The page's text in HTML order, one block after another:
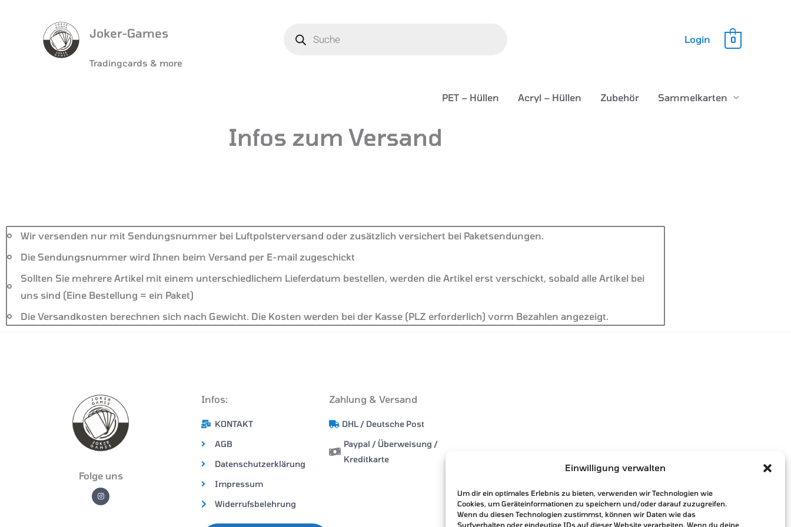
Einwilligung verwalten
Um dir ein optimales Erlebnis zu bieten, verwenden wir Technologien wie
Cookies, um Geräteinformationen zu speichern und/oder darauf zuzugreifen.
Wenn du diesen Technologien zustimmst, können wir Daten wie das
Surfverhalten oder eindeutige IDs auf dieser Website verarbeiten. Wenn du deine
Joker-Games
Tradingcards & more
Login 0
PET – Hüllen Acryl – Hüllen Zubehör Sammelkarten
Infos zum Versand
Wir versenden nur mit Sendungsnummer bei Luftpolsterversand oder zusätzlich versichert bei Paketsendungen.
Die Sendungsnummer wird Ihnen beim Versand per E-mail zugeschickt
Sollten Sie mehrere Artikel mit einem unterschiedlichem Lieferdatum bestellen, werden die Artikel erst verschickt, sobald alle Artikel bei
uns sind (Eine Bestellung = ein Paket)
Die Versandkosten berechnen sich nach Gewicht. Die Kosten werden bei der Kasse (PLZ erforderlich) vorm Bezahlen angezeigt.
Folge uns
I
n
s
Infos:
KONTAKT
AGB
Datenschutzerklärung
Impressum
Widerrufsbelehrung
Zahlung & Versand
DHL / Deutsche Post
Paypal / Überweisung /
Kreditkarte